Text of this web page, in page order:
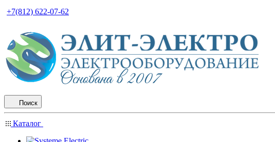
+7(812) 622-07-62
Поиск
Каталог